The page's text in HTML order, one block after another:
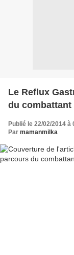
Le Reflux
du combattant
Publié le 22/02/2014 à
Par mamanmilka